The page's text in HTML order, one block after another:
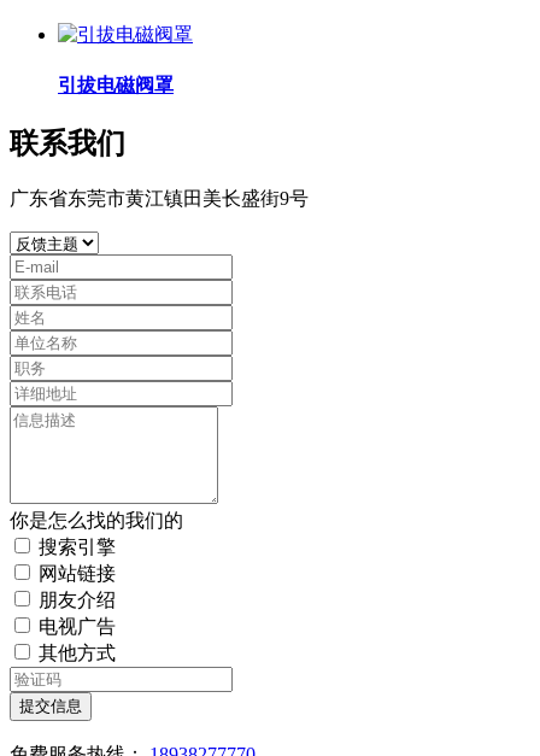
引拔电磁阀罩
联系我们
广东省东莞市黄江镇田美长盛街9号
你是怎么找的我们的
搜索引擎
网站链接
朋友介绍
电视广告
其他方式
提交信息